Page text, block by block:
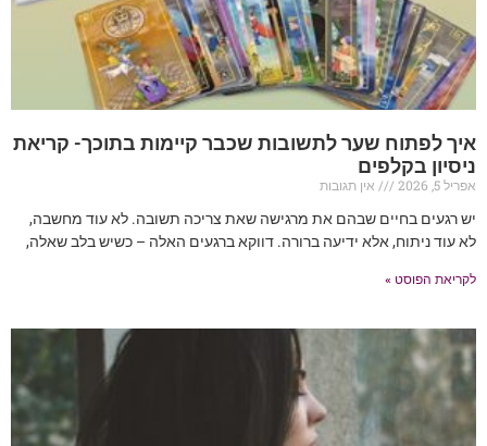
איך לפתוח שער לתשובות שכבר קיימות בתוכך- קריאת
ניסיון בקלפים
אפריל 5, 2026
אין תגובות
יש רגעים בחיים שבהם את מרגישה שאת צריכה תשובה. לא עוד מחשבה,
לא עוד ניתוח, אלא ידיעה ברורה. דווקא ברגעים האלה – כשיש בלב שאלה,
לקריאת הפוסט »